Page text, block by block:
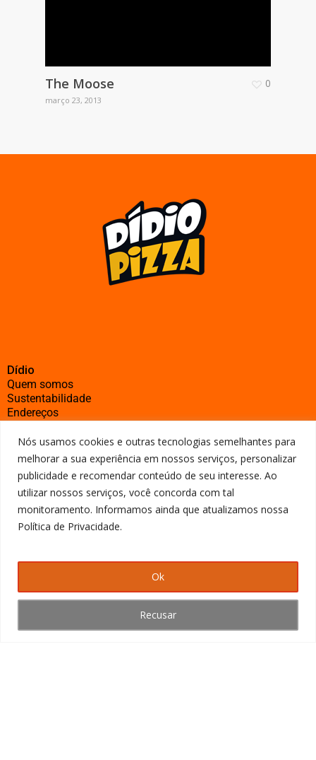
Nós usamos cookies e outras tecnologias semelhantes para
melhorar a sua experiência em nossos serviços, personalizar
publicidade e recomendar conteúdo de seu interesse. Ao
utilizar nossos serviços, você concorda com tal
monitoramento. Informamos ainda que atualizamos nossa
Política de Privacidade.
Recusar
Ok
The Moose
março 23, 2013
0
Dídio
Quem somos
Sustentabilidade
Endereços
Termos de uso
Política de privacidade
Cardápio
Sobremesas